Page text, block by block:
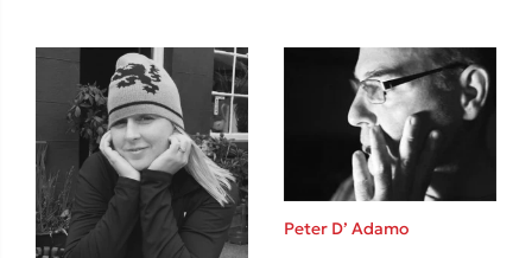
Ιωάννης Γλωσσόπουλος
Ένας γίγαντας στο σχολείο
Peter D’ Adamo